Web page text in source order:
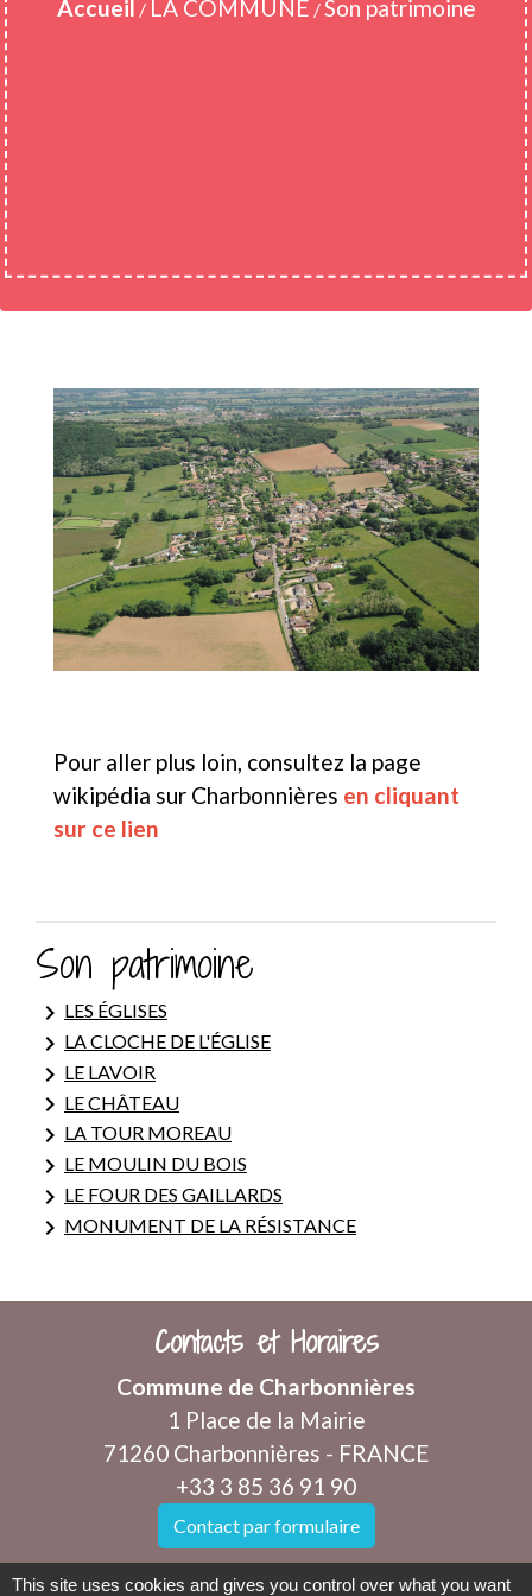
Accueil / LA COMMUNE /Son patrimoine
Pour aller plus loin, consultez la page
wikipédia sur Charbonnières en cliquant
sur ce lien
Son patrimoine
keyboard_arrow_right LES ÉGLISES
keyboard_arrow_right LA CLOCHE DE L'ÉGLISE
keyboard_arrow_right LE LAVOIR
keyboard_arrow_right LE CHÂTEAU
keyboard_arrow_right LA TOUR MOREAU
keyboard_arrow_right LE MOULIN DU BOIS
keyboard_arrow_right LE FOUR DES GAILLARDS
keyboard_arrow_right MONUMENT DE LA RÉSISTANCE
Contacts et Horaires
Commune de Charbonnières
1 Place de la Mairie
71260 Charbonnières - FRANCE
+33 3 85 36 91 90
Contact par formulaire
This site uses cookies and gives you control over what you want